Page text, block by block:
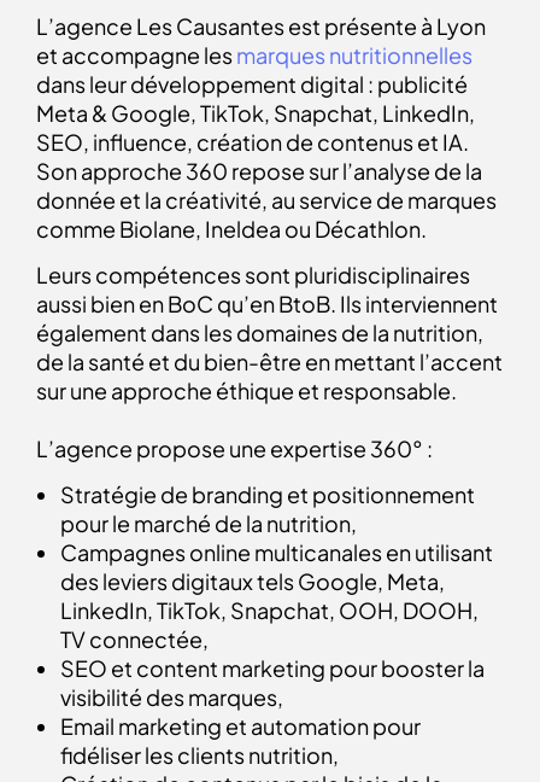
L’agence Les Causantes est présente à Lyon
et accompagne lesmarques nutritionnelles
dans leur développement digital : publicité
Meta & Google, TikTok, Snapchat, LinkedIn,
SEO, influence, création de contenus et IA.
Son approche 360 repose sur l’analyse de la
donnée et la créativité, au service de marques
comme Biolane, Ineldea ou Décathlon.
Leurs compétences sont pluridisciplinaires
aussi bien en BoC qu’en BtoB. Ils interviennent
également dans les domaines de la nutrition,
de la santé et du bien-être en mettant l’accent
sur une approche éthique et responsable.
L’agence propose une expertise 360° :
Stratégie de branding et positionnement
pour le marché de la nutrition,
Campagnes online multicanales en utilisant
des leviers digitaux tels Google, Meta,
LinkedIn, TikTok, Snapchat, OOH, DOOH,
TV connectée,
SEO et content marketing pour booster la
visibilité des marques,
Email marketing et automation pour
fidéliser les clients nutrition,